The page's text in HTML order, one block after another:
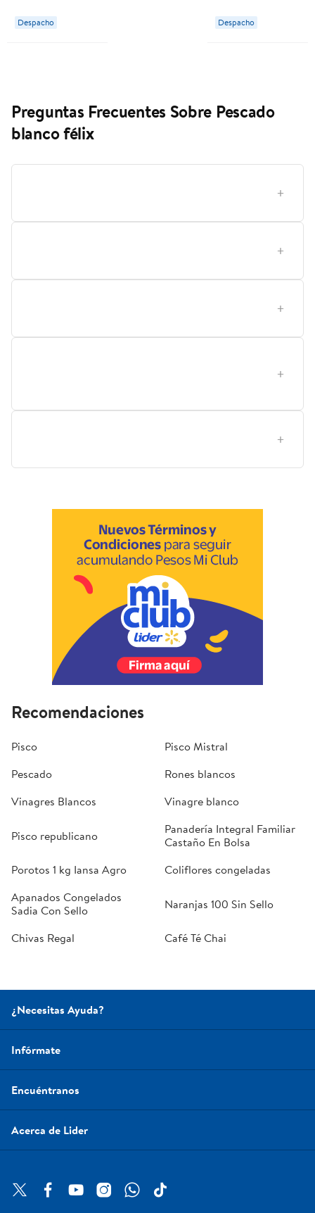
Ventisquero
Despacho
Botella 750 ml
Ventisquero
Despacho
Preguntas Frecuentes Sobre Pescado
blanco félix
Recomendaciones
Pisco
Pisco Mistral
Pescado
Rones blancos
Vinagres Blancos
Vinagre blanco
Pisco republicano
Panadería Integral Familiar
Castaño En Bolsa
Porotos 1 kg Iansa Agro
Coliflores congeladas
Apanados Congelados
Sadia Con Sello
Naranjas 100 Sin Sello
Chivas Regal Café Té Chai
¿Necesitas Ayuda?
Infórmate
Encuéntranos
Acerca de Lider